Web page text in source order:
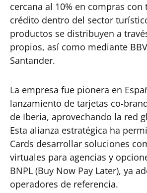
cercana al 10% en compras con
crédito dentro del sector
productos se distribuyen a
propios, así como mediante
Santander.
La empresa fue pionera en
lanzamiento de tarjetas co-
de Iberia, aprovechando la red
Esta alianza estratégica ha
Cards desarrollar soluciones
virtuales para agencias y
BNPL (Buy Now Pay Later), ya
operadores de referencia.